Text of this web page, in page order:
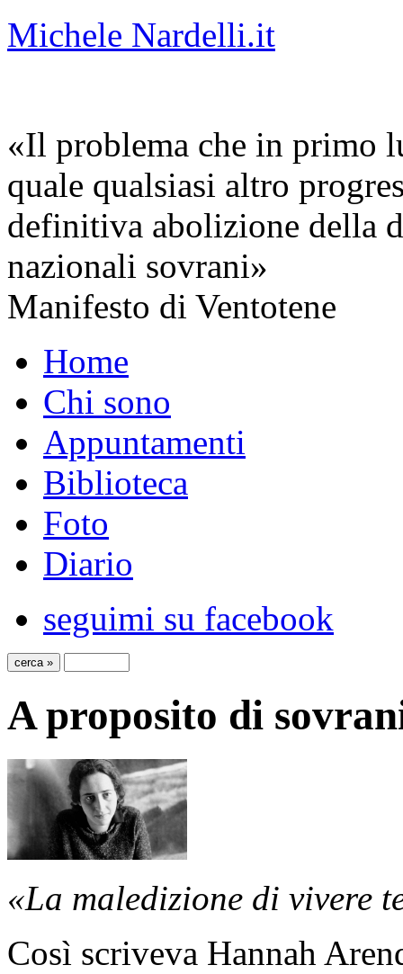
Michele Nardelli.it
«Il problema che in primo
quale qualsiasi altro
definitiva abolizione della
nazionali sovrani»
Manifesto di Ventotene
Home
Chi sono
Appuntamenti
Biblioteca
Foto
Diario
seguimi su facebook
A proposito di
«La maledizione di vivere
Così scriveva Hannah